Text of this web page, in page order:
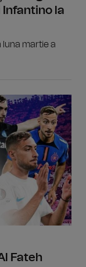
la
luna martie a
Fateh